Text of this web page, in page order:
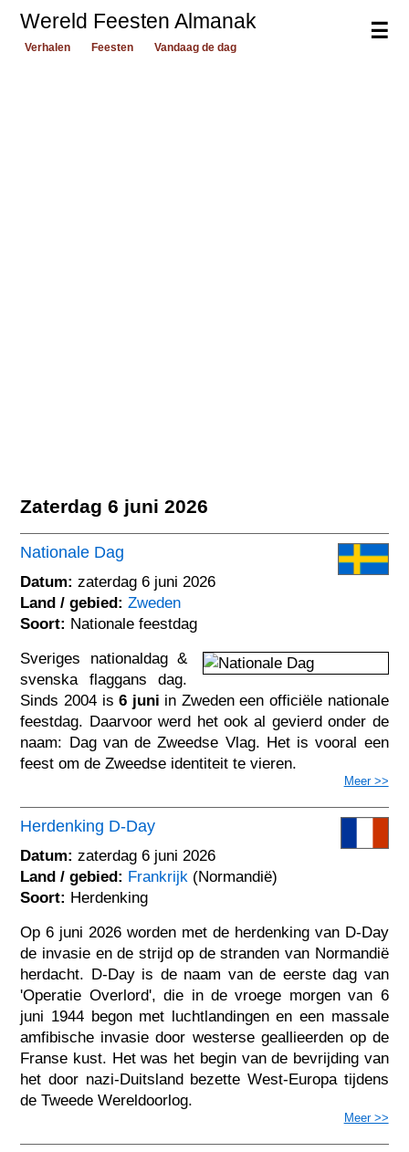
☰
Wereld Feesten Almanak
Verhalen Feesten Vandaag de dag
Zaterdag 6 juni 2026
Nationale Dag
Datum: zaterdag 6 juni 2026
Land / gebied: Zweden
Soort: Nationale feestdag
Sveriges nationaldag &
svenska flaggans dag.
Sinds 2004 is6 juni in Zweden een officiële nationale
feestdag. Daarvoor werd het ook al gevierd onder de
naam: Dag van de Zweedse Vlag. Het is vooral een
feest om de Zweedse identiteit te vieren.
Meer >>
Herdenking D-Day
Datum: zaterdag 6 juni 2026
Land / gebied: Frankrijk (Normandië)
Soort: Herdenking
Op 6 juni 2026 worden met de herdenking van D-Day
de invasie en de strijd op de stranden van Normandië
herdacht. D-Day is de naam van de eerste dag van
'Operatie Overlord', die in de vroege morgen van 6
juni 1944 begon met luchtlandingen en een massale
amfibische invasie door westerse geallieerden op de
Franse kust. Het was het begin van de bevrijding van
het door nazi-Duitsland bezette West-Europa tijdens
de Tweede Wereldoorlog.
Meer >>